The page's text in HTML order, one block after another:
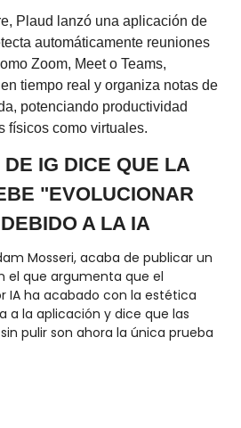
Plaud lanzó una aplicación de
automáticamente reuniones
Zoom, Meet o Teams,
tiempo real y organiza notas de
potenciando productividad
físicos como virtuales.
IG DICE QUE LA
"EVOLUCIONAR
A LA IA
Mosseri, acaba de publicar un
el que argumenta que el
IA ha acabado con la estética
a la aplicación y dice que las
pulir son ahora la única prueba